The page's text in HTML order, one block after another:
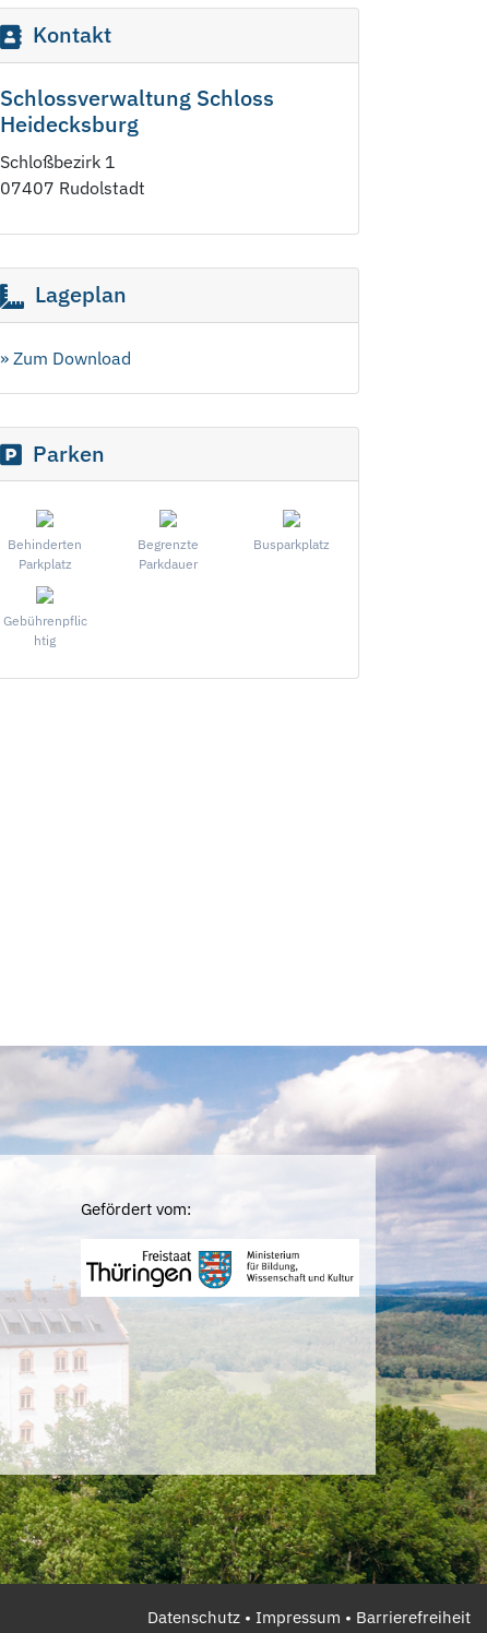
Kontakt
Schlossverwaltung Schloss
Heidecksburg
Schloßbezirk 1
07407 Rudolstadt
Lageplan
» Zum Download
Parken
Behinderten
Parkplatz
Begrenzte
Parkdauer
Busparkplatz
Gebührenpflic
htig
Gefördert vom:
Datenschutz• Impressum • Barrierefreiheit